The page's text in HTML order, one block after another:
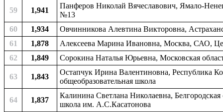
59 1,941
Панферов Николай Вячеславович, Ямало-
№13
60
1,934
Овчинникова Алевтина Викторовна,
61
1,878
Алексеева Марина Ивановна, Москва, САО,
62
1,849 Сорокина Наталья Юрьевна, Московская
63 1,843
Остапчук Ирина Валентиновна, Республика
общеобразовательная школа
64 1,837
Калинина Светлана Николаевна,
школа им. А.С.Касатонова